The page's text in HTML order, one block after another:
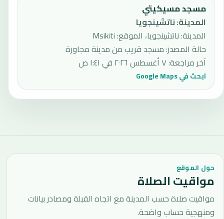
مسجد مسيكيتي
المدينة:ناتشينجويا
المدينة: ناتشينجويا، الموقع: Msikiti
حالة المصدر:مسجد قريب من مدينة مجاورة
آخر مراجعة:٧ أغسطس ٢٠٢٦ في ١:٤١ ص
ابحث في Google Maps
حول الموقع
مواقيت الصلاة
مواقيت صلاة حسب المدينة مع اتجاه القبلة ومصادر بيانات
ومنهجية حساب واضحة.